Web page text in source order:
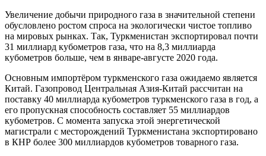
Увеличение добычи природного газа в значительной степени
обусловлено ростом спроса на экологически чистое топливо
на мировых рынках. Так, Туркменистан экспортировал почти
31 миллиард кубометров газа, что на 8,3 миллиарда
кубометров больше, чем в январе-августе 2020 года.
Основным импортёром туркменского газа ожидаемо является
Китай. Газопровод Центральная Азия-Китай рассчитан на
поставку 40 миллиарда кубометров туркменского газа в год, а
его пропускная способность составляет 55 миллиардов
кубометров. С момента запуска этой энергетической
магистрали с месторождений Туркменистана экспортировано
в КНР более 300 миллиардов кубометров товарного газа.